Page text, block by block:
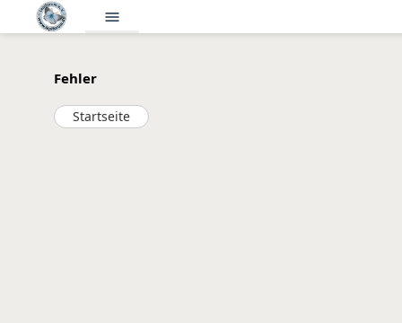
menu
Fehler
Startseite